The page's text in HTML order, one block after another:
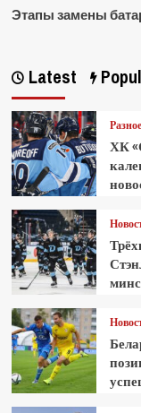
Этапы замены
Latest
Разное
ХК